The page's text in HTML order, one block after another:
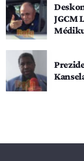
JGCM